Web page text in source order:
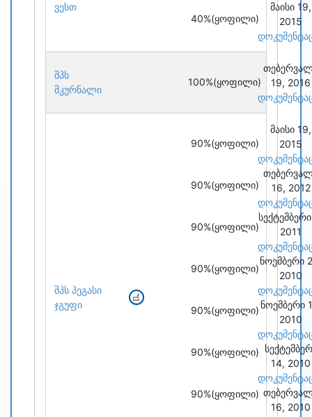
ვესთ
40%(ყოფილი)
მაისი 19,
2015
შპს
მკურნალი
100%(ყოფილი)
19, 2016
შპს პეგასი
ჯგუფი
90%(ყოფილი)
90%(ყოფილი)
90%(ყოფილი)
90%(ყოფილი)
90%(ყოფილი)
90%(ყოფილი)
90%(ყოფილი)
მაისი 19,
2015
16, 2012
2011
ნოემბერი
2010
ნოემბერი
2010
14, 2010
16, 2010